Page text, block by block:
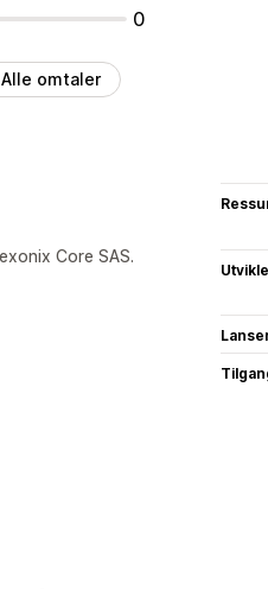
0
Alle omtaler
Core SAS.